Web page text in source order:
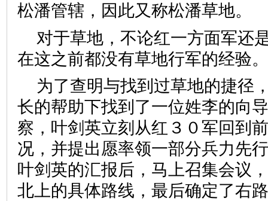
松潘管辖，因此又称松潘草地。
对于草地，不论红一方面军还
在这之前都没有草地行军的经验。
为了查明与找到过草地的捷径
长的帮助下找到了一位姓李的向
察，叶剑英立刻从红３０军回到
况，并提出愿率领一部分兵力先
叶剑英的汇报后，马上召集会议
北上的具体路线，最后确定了右